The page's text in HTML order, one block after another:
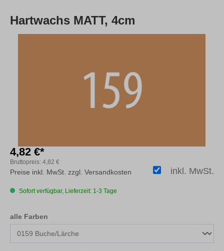
Hartwachs MATT, 4cm
4,82 €*
Bruttopreis: 4,82 €
inkl. MwSt.
Preise inkl. MwSt. zzgl. Versandkosten
Sofort verfügbar, Lieferzeit: 1-3 Tage
alle Farben